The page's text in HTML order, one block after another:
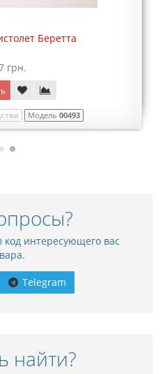
Беретта
грн.
Модель 00493
интересующего вас
Telegram
найти?